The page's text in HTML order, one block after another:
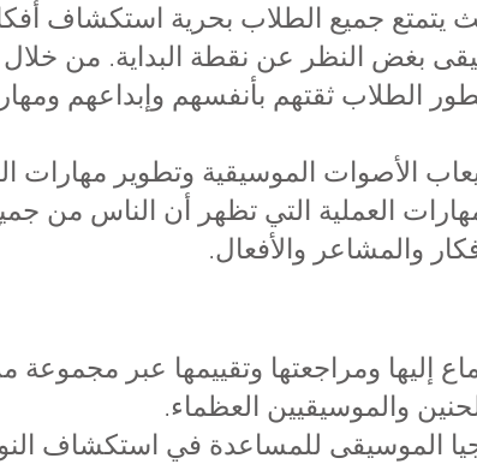
يتمتع جميع الطلاب بحرية استكشاف
بغض النظر عن نقطة البداية. من
الطلاب ثقتهم بأنفسهم وإبداعهم
الأصوات الموسيقية وتطوير
العملية التي تظهر أن الناس من
والمشاعر والأفعال.
إليها ومراجعتها وتقييمها عبر مجموعة
والموسيقيين العظماء.
الموسيقى للمساعدة في استكشاف